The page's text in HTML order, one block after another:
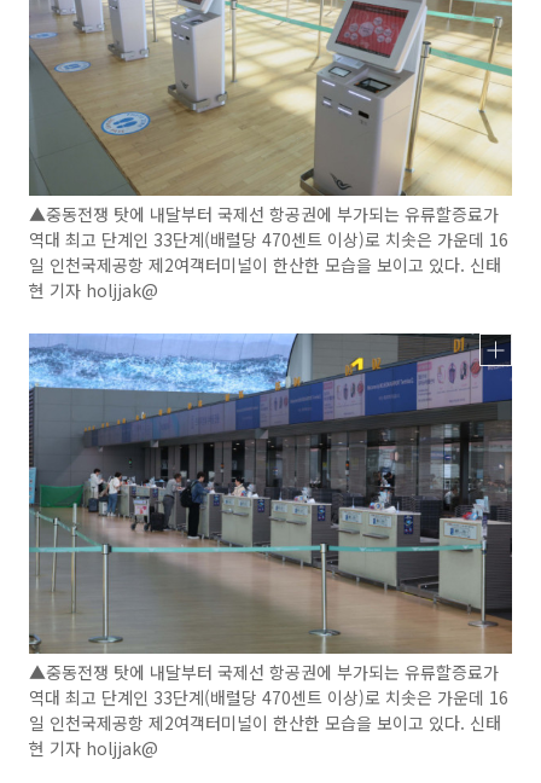
▲중동전쟁 탓에 내달부터 국제선 항공권에 부가되는 유류할증료가
역대 최고 단계인 33단계(배럴당 470센트 이상)로 치솟은 가운데 16
일 인천국제공항 제2여객터미널이 한산한 모습을 보이고 있다. 신태
현 기자 holjjak@
▲중동전쟁 탓에 내달부터 국제선 항공권에 부가되는 유류할증료가
역대 최고 단계인 33단계(배럴당 470센트 이상)로 치솟은 가운데 16
일 인천국제공항 제2여객터미널이 한산한 모습을 보이고 있다. 신태
현 기자 holjjak@